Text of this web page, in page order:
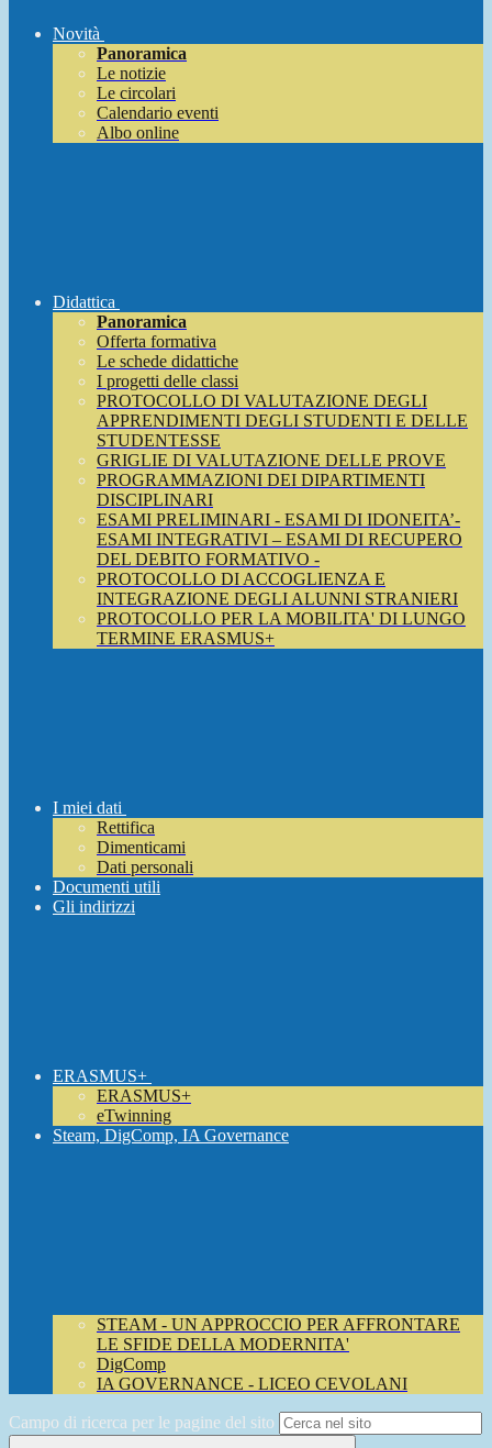
Novità
Panoramica
Le notizie
Le circolari
Calendario eventi
Albo online
Didattica
Panoramica
Offerta formativa
Le schede didattiche
I progetti delle classi
PROTOCOLLO DI VALUTAZIONE DEGLI
APPRENDIMENTI DEGLI STUDENTI E DELLE
STUDENTESSE
GRIGLIE DI VALUTAZIONE DELLE PROVE
PROGRAMMAZIONI DEI DIPARTIMENTI
DISCIPLINARI
ESAMI PRELIMINARI - ESAMI DI IDONEITA’-
ESAMI INTEGRATIVI – ESAMI DI RECUPERO
DEL DEBITO FORMATIVO -
PROTOCOLLO DI ACCOGLIENZA E
INTEGRAZIONE DEGLI ALUNNI STRANIERI
PROTOCOLLO PER LA MOBILITA' DI LUNGO
TERMINE ERASMUS+
I miei dati
Rettifica
Dimenticami
Dati personali
Documenti utili
Gli indirizzi
ERASMUS+
ERASMUS+
eTwinning
Steam, DigComp, IA Governance
STEAM - UN APPROCCIO PER AFFRONTARE
LE SFIDE DELLA MODERNITA'
DigComp
IA GOVERNANCE - LICEO CEVOLANI
Campo di ricerca per le pagine del sito